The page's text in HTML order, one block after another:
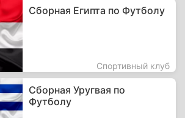
Сборная Египта по Футболу
Спортивный клуб
Сборная Уругвая по
Футболу